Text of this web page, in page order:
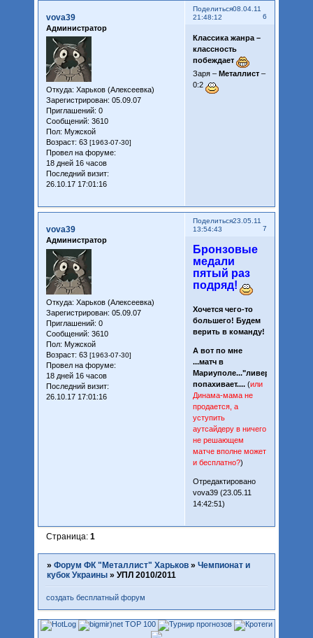
Поделиться
6
08.04.11
21:48:12
vova39
Администратор
Откуда: Харьков (Алексеевка)
Зарегистрирован: 05.09.07
Приглашений: 0
Сообщений: 3610
Пол: Мужской
Возраст: 63 [1963-07-30]
Провел на форуме:
18 дней 16 часов
Последний визит:
26.10.17 17:01:16
Классика жанра –
классность
побеждает
Заря – Металлист–
0:2
Поделиться
7
23.05.11
13:54:43
vova39
Администратор
Откуда: Харьков (Алексеевка)
Зарегистрирован: 05.09.07
Приглашений: 0
Сообщений: 3610
Пол: Мужской
Возраст: 63 [1963-07-30]
Провел на форуме:
18 дней 16 часов
Последний визит:
26.10.17 17:01:16
Бронзовые
медали
пятый раз
подряд!
Хочется чего-то
большего! Будем
верить в команду!
А вот по мне
...матч в
Мариуполе..."ливерком"
попахивает....(или
Динама-мама не
продается, а
уступить
аутсайдеру в ничего
не решающем
матче вполне может
и бесплатно?)
Отредактировано
vova39 (23.05.11
14:42:51)
Страница: 1
» Форум ФК "Металлист" Харьков » Чемпионат и
кубок Украины » УПЛ 2010/2011
создать бесплатный форум